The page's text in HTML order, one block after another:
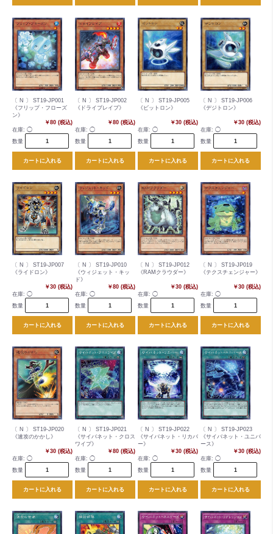
〔 N 〕 ST19-JP001
《フリップ・フローズ
ン》
￥80 (税込)
在庫: ◯
数量
カートに入れる
〔 N 〕 ST19-JP002
《ドライブレイブ》
￥80 (税込)
在庫: ◯
数量
カートに入れる
〔 N 〕 ST19-JP005
《ビットロン》
￥30 (税込)
在庫: ◯
数量
カートに入れる
〔 N 〕 ST19-JP006
《デジトロン》
￥30 (税込)
在庫: ◯
数量
カートに入れる
〔 N 〕 ST19-JP007
《ライドロン》
￥30 (税込)
在庫: ◯
数量
カートに入れる
〔 N 〕 ST19-JP010
《ウィジェット・キッ
ド》
￥80 (税込)
在庫: ◯
数量
カートに入れる
〔 N 〕 ST19-JP012
《RAMクラウダー》
￥30 (税込)
在庫: ◯
数量
カートに入れる
〔 N 〕 ST19-JP019
《テクスチェンジャー》
￥30 (税込)
在庫: ◯
数量
カートに入れる
〔 N 〕 ST19-JP020
《速攻のかかし》
￥30 (税込)
在庫: ◯
数量
カートに入れる
〔 N 〕 ST19-JP021
《サイバネット・クロス
ワイプ》
￥80 (税込)
在庫: ◯
数量
カートに入れる
〔 N 〕 ST19-JP022
《サイバネット・リカバ
ー》
￥30 (税込)
在庫: ◯
数量
カートに入れる
〔 N 〕 ST19-JP023
《サイバネット・ユニバ
ース》
￥30 (税込)
在庫: ◯
数量
カートに入れる